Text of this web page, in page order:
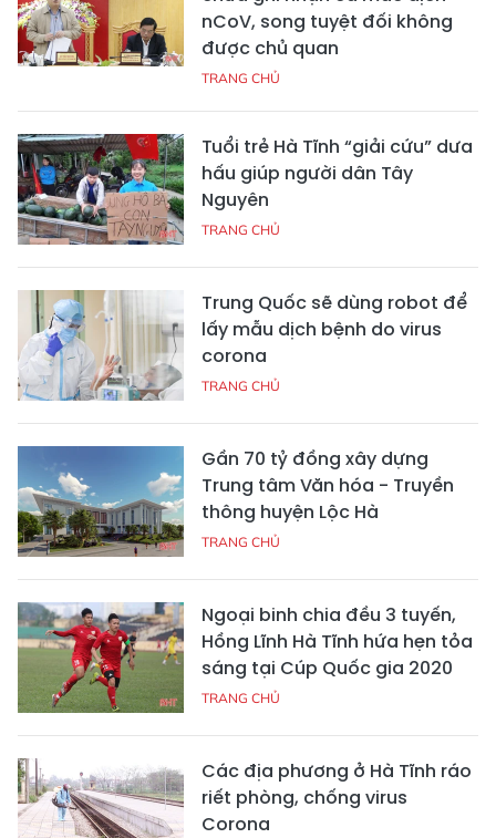
nCoV, song tuyệt đối không
được chủ quan
TRANG CHỦ
Tuổi trẻ Hà Tĩnh “giải cứu” dưa
hấu giúp người dân Tây
Nguyên
TRANG CHỦ
Trung Quốc sẽ dùng robot để
lấy mẫu dịch bệnh do virus
corona
TRANG CHỦ
Gần 70 tỷ đồng xây dựng
Trung tâm Văn hóa - Truyền
thông huyện Lộc Hà
TRANG CHỦ
Ngoại binh chia đều 3 tuyến,
Hồng Lĩnh Hà Tĩnh hứa hẹn tỏa
sáng tại Cúp Quốc gia 2020
TRANG CHỦ
Các địa phương ở Hà Tĩnh ráo
riết phòng, chống virus
Corona